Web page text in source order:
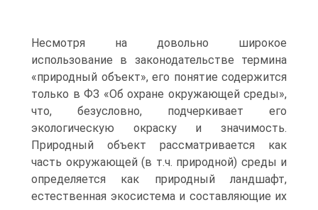
Несмотря на довольно широкое
использование в законодательстве термина
«природный объект», его понятие содержится
только в ФЗ «Об охране окружающей среды»,
что, безусловно, подчеркивает его
экологическую окраску и значимость.
Природный объект рассматривается как
часть окружающей (в т.ч. природной) среды и
определяется как природный ландшафт,
естественная экосистема и составляющие их